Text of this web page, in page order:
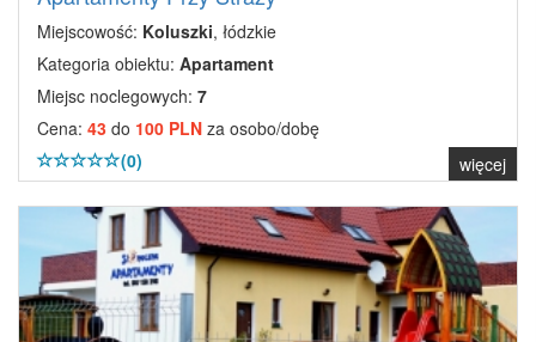
Miejscowość: Koluszki, łódzkie
Kategoria obiektu: Apartament
Miejsc noclegowych: 7
Cena: 43 do 100 PLN za osobo/dobę
(0)
więcej